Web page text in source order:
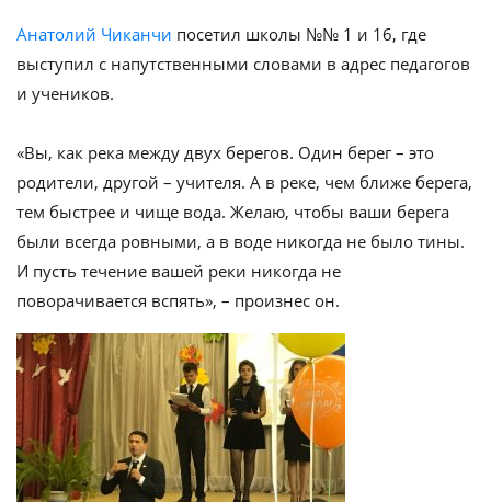
Анатолий Чиканчи посетил школы №№ 1 и 16, где
выступил с напутственными словами в адрес педагогов
и учеников.
«Вы, как река между двух берегов. Один берег – это
родители, другой – учителя. А в реке, чем ближе берега,
тем быстрее и чище вода. Желаю, чтобы ваши берега
были всегда ровными, а в воде никогда не было тины.
И пусть течение вашей реки никогда не
поворачивается вспять», – произнес он.